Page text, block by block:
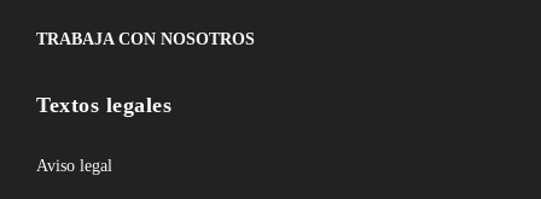
TRABAJA CON NOSOTROS
Textos legales
Aviso legal